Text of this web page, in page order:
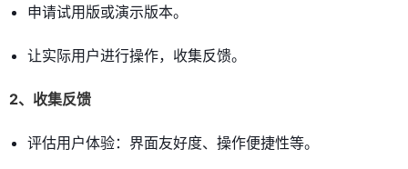
申请试用版或演示版本。
让实际用户进行操作，收集反馈。
2、收集反馈
评估用户体验：界面友好度、操作便捷性等。